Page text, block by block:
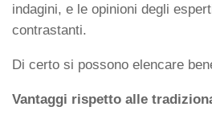
indagini, e le opinioni degli
contrastanti.
Di certo si possono elencare
Vantaggi rispetto alle